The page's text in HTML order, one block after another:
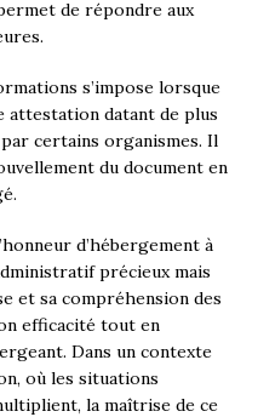
de répondre aux
s’impose lorsque
attestation datant de plus
certains organismes. Il
du document en
d’hébergement à
précieux mais
et sa compréhension des
efficacité tout en
Dans un contexte
où les situations
la maîtrise de ce